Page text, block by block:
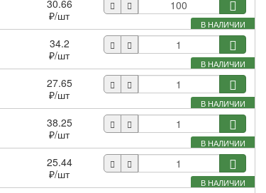
В НАЛИЧИИ
30.66
₽/шт
В НАЛИЧИИ
34.2
₽/шт
В НАЛИЧИИ
27.65
₽/шт
В НАЛИЧИИ
38.25
₽/шт
В НАЛИЧИИ
25.44
₽/шт